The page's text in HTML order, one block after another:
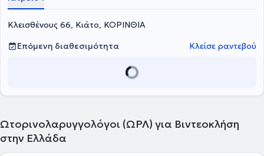
Κλεισθένους 66, Κιάτο, ΚΟΡΙΝΘΙΑ
Επόμενη διαθεσιμότητα
Κλείσε ραντεβού
Ωτορινολαρυγγολόγοι (ΩΡΛ) για Βιντεοκλήση
στην Ελλάδα